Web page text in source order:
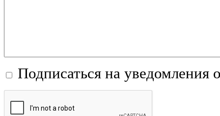
Подписаться на уведомления